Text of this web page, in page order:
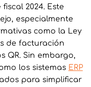
2024. Este
especialmente
como la Ley
de facturación
QR. Sin embargo,
los sistemas ERP
para simplificar